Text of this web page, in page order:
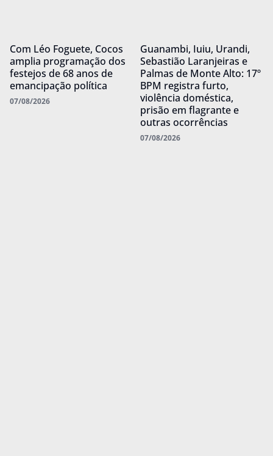
Com Léo Foguete, Cocos
amplia programação dos
festejos de 68 anos de
emancipação política
07/08/2026
Guanambi, Iuiu, Urandi,
Sebastião Laranjeiras e
Palmas de Monte Alto: 17º
BPM registra furto,
violência doméstica,
prisão em flagrante e
outras ocorrências
07/08/2026